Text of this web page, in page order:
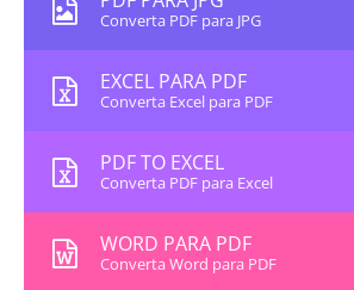
Converta PDF para JPG
EXCEL PARA PDF
Converta Excel para PDF
PDF TO EXCEL
Converta PDF para Excel
WORD PARA PDF
Converta Word para PDF